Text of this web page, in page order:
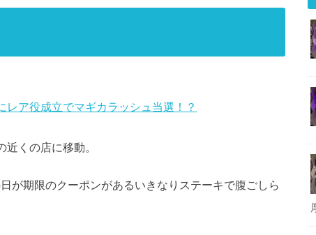
ア役成立でマギカラッシュ当選！？
くの店に移動。
が期限のクーポンがあるいきなりステーキで腹ごしら